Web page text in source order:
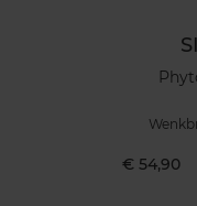
€ 54,90